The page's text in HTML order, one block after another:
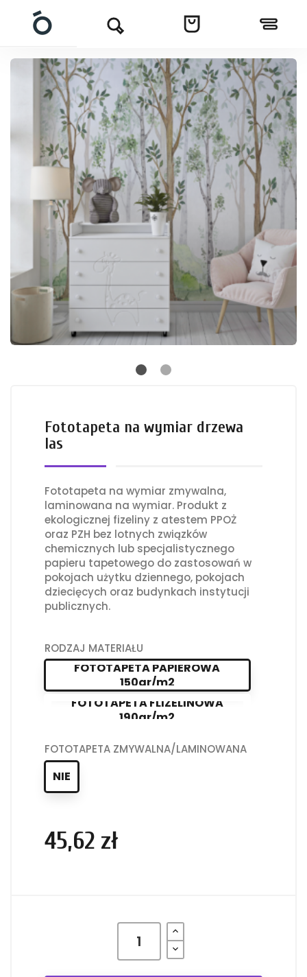
Fototapeta na wymiar drzewa
las
Fototapeta na wymiar zmywalna,
laminowana na wymiar. Produkt z
ekologicznej fizeliny z atestem PPOŻ
oraz PZH bez lotnych związków
chemicznych lub specjalistycznego
papieru tapetowego do zastosowań w
pokojach użytku dziennego, pokojach
dziecięcych oraz budynkach instytucji
publicznych.
RODZAJ MATERIAŁU
FOTOTAPETA PAPIEROWA
150gr/m2
FOTOTAPETA FLIZELINOWA
190gr/m2
FOTOTAPETA ZMYWALNA/LAMINOWANA
NIE
45,62 zł